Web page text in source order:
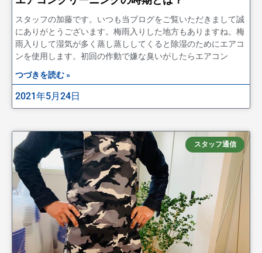
スタッフの加藤です。いつも当ブログをご覧いただきまして誠
にありがとうございます。梅雨入りした地方もありますね。梅
雨入りして湿気が多く蒸し蒸ししてくると除湿のためにエアコ
ンを使用します。初回の作動で嫌な臭いがしたらエアコン
つづきを読む »
2021年5月24日
スタッフ通信